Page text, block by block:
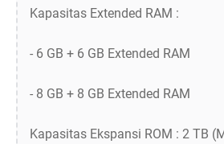
Kapasitas Extended RAM :
- 6 GB + 6 GB Extended RAM
- 8 GB + 8 GB Extended RAM
Kapasitas Ekspansi ROM : 2 TB